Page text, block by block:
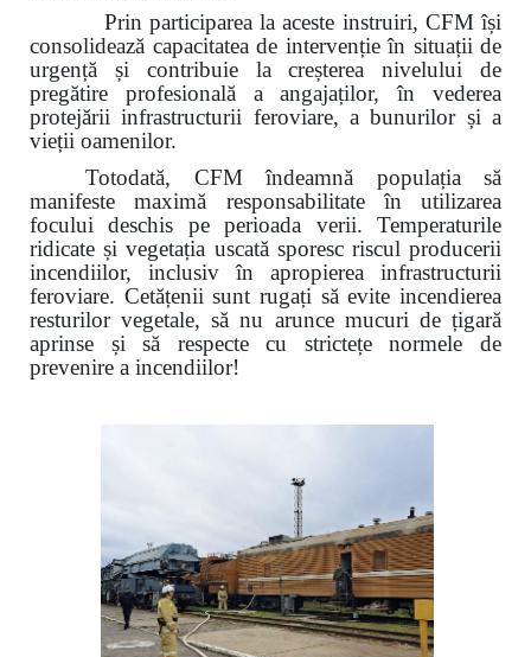
Prin participarea la aceste instruiri, CFM își
consolidează capacitatea de intervenție în situații de
urgență și contribuie la creșterea nivelului de
pregătire profesională a angajaților, în vederea
protejării infrastructurii feroviare, a bunurilor și a
vieții oamenilor.
Totodată, CFM îndeamnă populația să
manifeste maximă responsabilitate în utilizarea
focului deschis pe perioada verii. Temperaturile
ridicate și vegetația uscată sporesc riscul producerii
incendiilor, inclusiv în apropierea infrastructurii
feroviare. Cetățenii sunt rugați să evite incendierea
resturilor vegetale, să nu arunce mucuri de țigară
aprinse și să respecte cu strictețe normele de
prevenire a incendiilor!